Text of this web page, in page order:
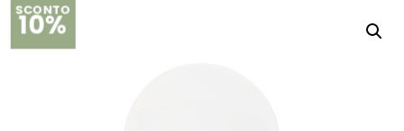
SCONTO
10%